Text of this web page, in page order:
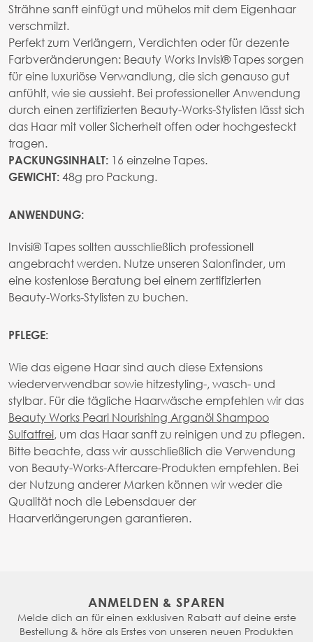
Strähne sanft einfügt und mühelos mit dem Eigenhaar
verschmilzt.
Perfekt zum Verlängern, Verdichten oder für dezente
Farbveränderungen: Beauty Works Invisi® Tapes sorgen
für eine luxuriöse Verwandlung, die sich genauso gut
anfühlt, wie sie aussieht. Bei professioneller Anwendung
durch einen zertifizierten Beauty-Works-Stylisten lässt sich
das Haar mit voller Sicherheit offen oder hochgesteckt
tragen.
PACKUNGSINHALT: 16 einzelne Tapes.
GEWICHT: 48g pro Packung.
ANWENDUNG:
Invisi® Tapes sollten ausschließlich professionell
angebracht werden. Nutze unseren Salonfinder, um
eine kostenlose Beratung bei einem zertifizierten
Beauty-Works-Stylisten zu buchen.
PFLEGE:
Wie das eigene Haar sind auch diese Extensions
wiederverwendbar sowie hitzestyling-, wasch- und
stylbar. Für die tägliche Haarwäsche empfehlen wir das
Beauty Works Pearl Nourishing Arganöl Shampoo
Sulfatfrei, um das Haar sanft zu reinigen und zu pflegen.
Bitte beachte, dass wir ausschließlich die Verwendung
von Beauty-Works-Aftercare-Produkten empfehlen. Bei
der Nutzung anderer Marken können wir weder die
Qualität noch die Lebensdauer der
Haarverlängerungen garantieren.
ANMELDEN & SPAREN
Melde dich an für einen exklusiven Rabatt auf deine erste
Bestellung & höre als Erstes von unseren neuen Produkten